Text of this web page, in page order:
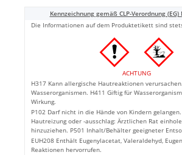
Kennzeichnung gemäß CLP-Verordnung
Die Informationen auf dem Produktetikett sind
ACHTUNG
H317 Kann allergische Hautreaktionen
Wasserorganismen. H411 Giftig für
Wirkung.
P102 Darf nicht in die Hände von Kindern
Hautreizung oder -ausschlag: Ärztlichen Rat
hinzuziehen. P501 Inhalt/Behälter geeigneter
EUH208 Enthält Eugenylacetat, Valeraldehyd,
Reaktionen hervorrufen.